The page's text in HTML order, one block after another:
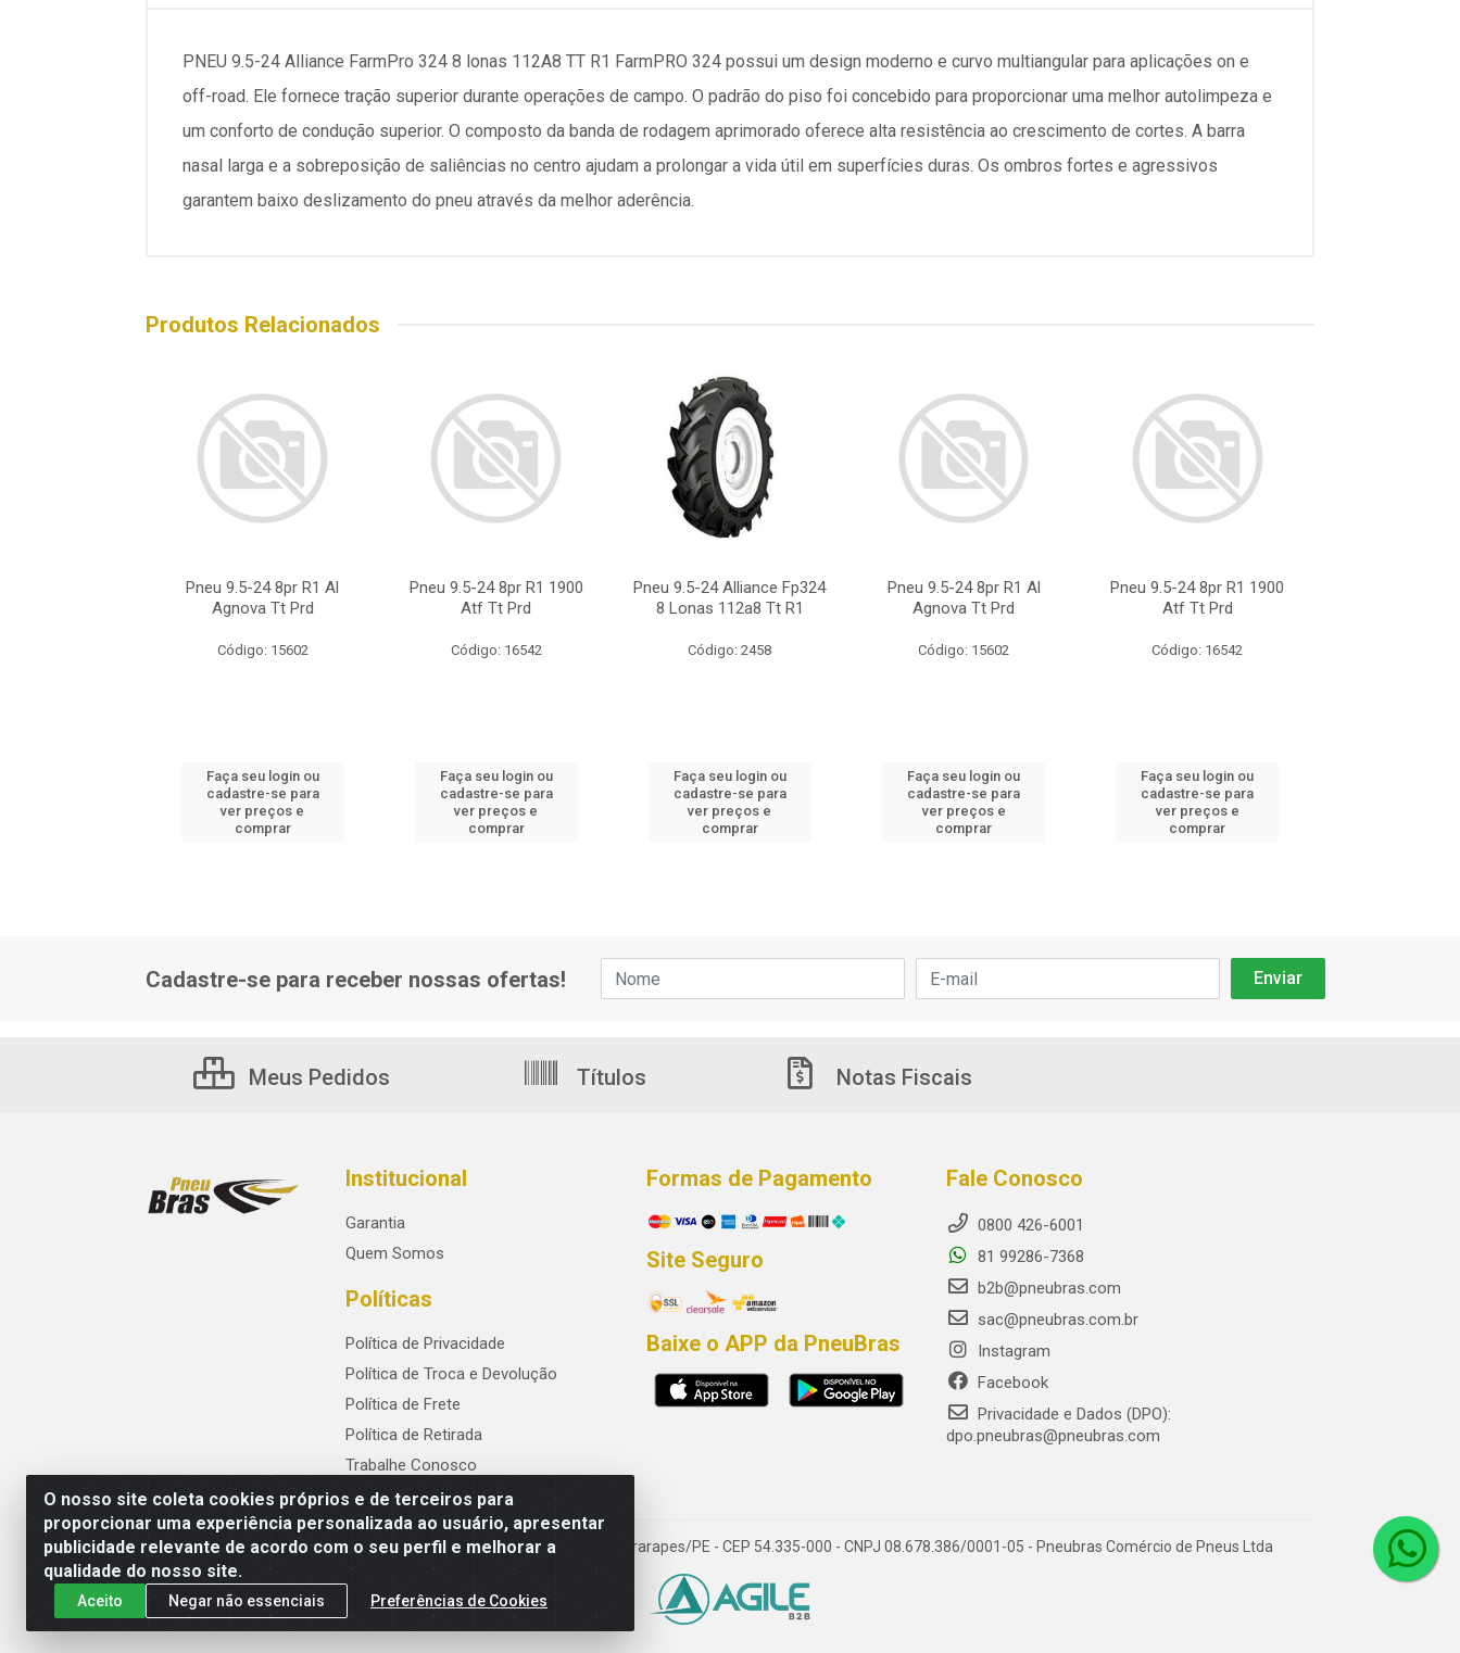
PNEU 9.5-24 Alliance FarmPro 324 8 lonas 112A8 TT R1 FarmPRO 324 possui um design moderno e curvo multiangular para aplicações on e
off-road. Ele fornece tração superior durante operações de campo. O padrão do piso foi concebido para proporcionar uma melhor autolimpeza e
um conforto de condução superior. O composto da banda de rodagem aprimorado oferece alta resistência ao crescimento de cortes. A barra
nasal larga e a sobreposição de saliências no centro ajudam a prolongar a vida útil em superfícies duras. Os ombros fortes e agressivos
garantem baixo deslizamento do pneu através da melhor aderência.
Produtos Relacionados
Pneu 9.5-24 8pr R1 Al
Agnova Tt Prd
Código: 15602
Faça seu login ou
cadastre-se para
ver preços e
comprar
Pneu 9.5-24 8pr R1 1900
Atf Tt Prd
Código: 16542
Faça seu login ou
cadastre-se para
ver preços e
comprar
Pneu 9.5-24 Alliance Fp324
8 Lonas 112a8 Tt R1
Código: 2458
Faça seu login ou
cadastre-se para
ver preços e
comprar
Pneu 9.5-24 8pr R1 Al
Agnova Tt Prd
Código: 15602
Faça seu login ou
cadastre-se para
ver preços e
comprar
Pneu 9.5-24 8pr R1 1900
Atf Tt Prd
Código: 16542
Faça seu login ou
cadastre-se para
ver preços e
comprar
O nosso site coleta cookies próprios e de terceiros para
proporcionar uma experiência personalizada ao usuário, apresentar
publicidade relevante de acordo com o seu perfil e melhorar a
qualidade do nosso site.
Aceito Negar não essenciais Preferências de Cookies
Cadastre-se para receber nossas ofertas!
Meus Pedidos Títulos Notas Fiscais
Institucional
Garantia
Quem Somos
Políticas
Política de Privacidade
Política de Troca e Devolução
Política de Frete
Política de Retirada
Trabalhe Conosco
Formas de Pagamento
Site Seguro
Baixe o APP da PneuBras
Fale Conosco
0800 426-6001
81 99286-7368
b2b@pneubras.com
sac@pneubras.com.br
Instagram
Facebook
Privacidade e Dados (DPO):
dpo.pneubras@pneubras.com
PneuBras - Rodovia BR-101, KM 82 - Prazeres, Jaboatão dos Guararapes/PE - CEP 54.335-000 - CNPJ 08.678.386/0001-05 - Pneubras Comércio de Pneus Ltda